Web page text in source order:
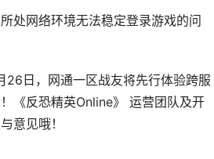
网络环境无法稳定登录游戏的问
日，网通一区战友将先行体验跨服
《反恐精英Online》 运营团队及开
意见哦！